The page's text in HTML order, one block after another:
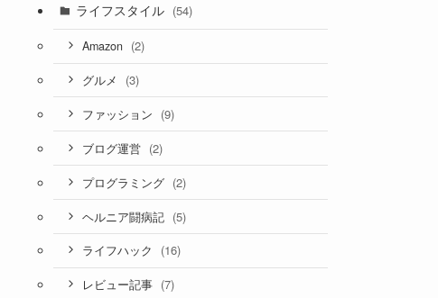
ライフスタイル (54)
Amazon (2)
グルメ (3)
ファッション (9)
ブログ運営 (2)
プログラミング (2)
ヘルニア闘病記 (5)
ライフハック (16)
レビュー記事 (7)